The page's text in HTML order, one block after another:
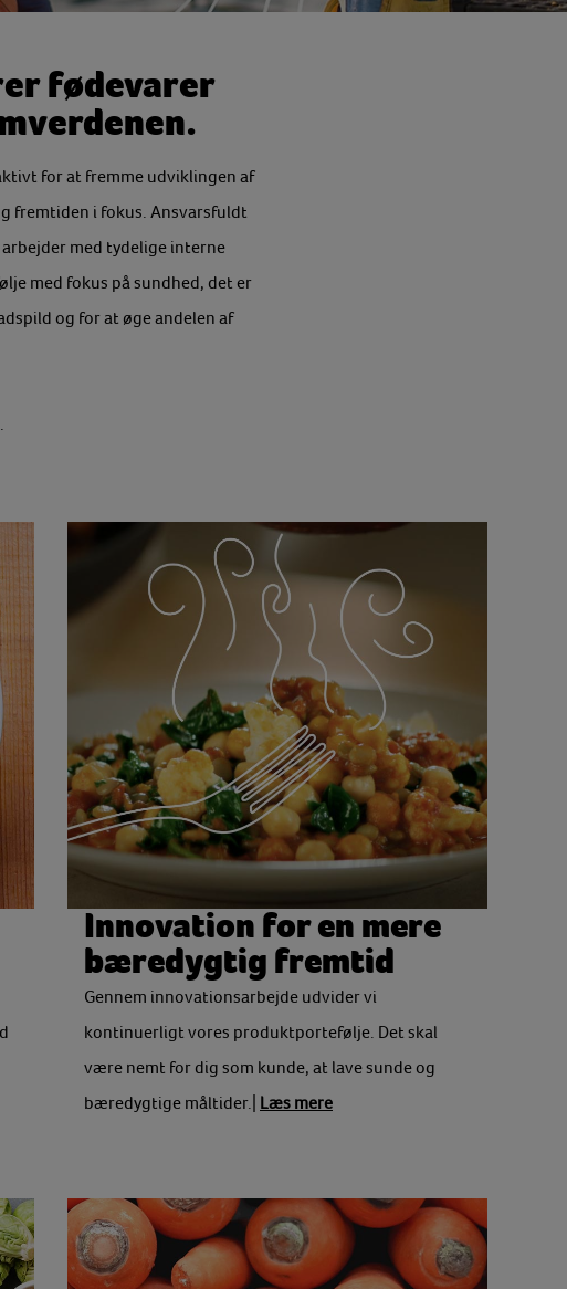
fødevarer
for at fremme udviklingen af
fremtiden i fokus. Ansvarsfuldt
med tydelige interne
med fokus på sundhed, det er
og for at øge andelen af
Innovation for en mere
bæredygtig fremtid
Gennem innovationsarbejde udvider vi
kontinuerligt vores produktportefølje. Det skal
være nemt for dig som kunde, at lave sunde og
bæredygtige måltider.| Læs mere